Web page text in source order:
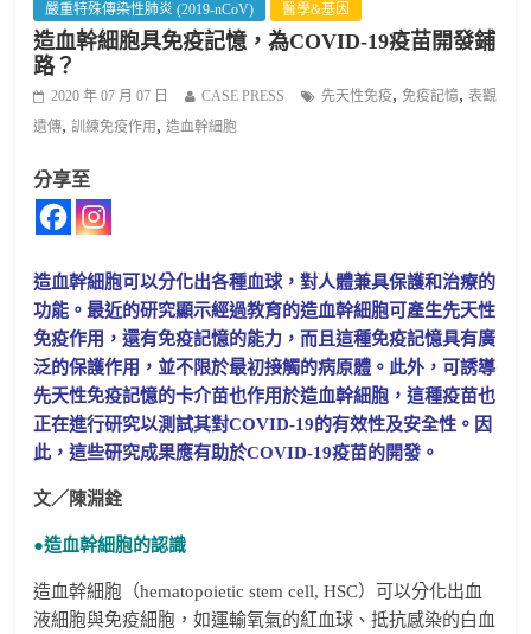
嚴重特殊傳染性肺炎 (2019-nCoV) 醫學&基因
造血幹細胞具免疫記憶，為COVID-19疫苗開發鋪
路？
2020 年 07 月 07 日 CASE PRESS 先天性免疫, 免疫記憶,表觀
遺傳,訓練免疫作用 ,造血幹細胞
分享至
造血幹細胞可以分化出各種血球，對人體兼具保護和治療的
功能。最近的研究顯示經過教育的造血幹細胞可產生先天性
免疫作用，還有免疫記憶的能力，而且這種免疫記憶具有廣
泛的保護作用，並不限於最初接觸的病原體。此外，可誘導
先天性免疫記憶的卡介苗也作用於造血幹細胞，這種疫苗也
正在進行研究以測試其對COVID-19的有效性及安全性。因
此，這些研究成果應有助於COVID-19疫苗的開發。
文／陳淵銓
●造血幹細胞的認識
造血幹細胞（hematopoietic stem cell, HSC）可以分化出血
液細胞與免疫細胞，如運輸氧氣的紅血球、抵抗感染的白血